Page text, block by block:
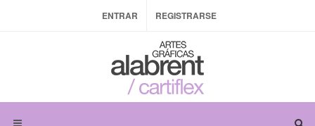
ENTRAR REGISTRARSE